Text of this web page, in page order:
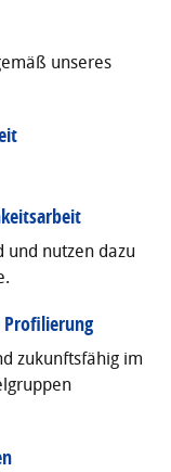
unseres
und nutzen dazu
Profilierung
zukunftsfähig im